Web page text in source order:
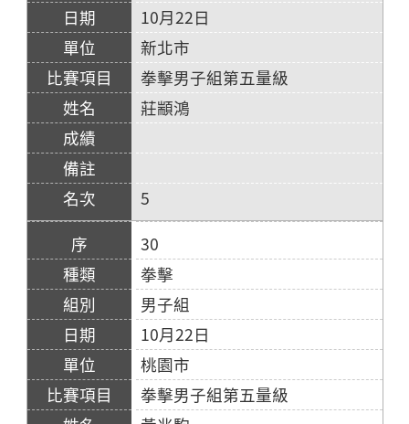
10月22日
新北市
拳擊男子組第五量級
莊顓鴻
5
30
拳擊
男子組
10月22日
桃園市
拳擊男子組第五量級